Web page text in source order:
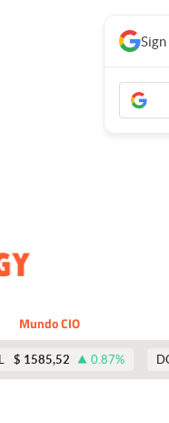
Mundo CIO
$ 1585,52 0.87%